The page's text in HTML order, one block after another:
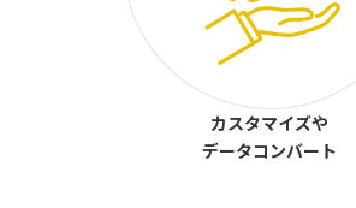
カスタマイズや
データコンバート